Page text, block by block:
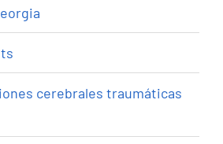
cerebrales traumáticas